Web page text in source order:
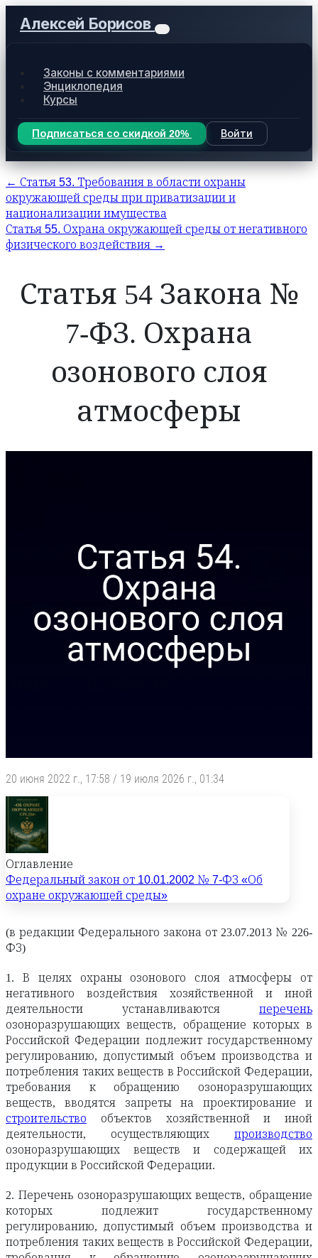
Алексей Борисов
Законы с комментариями
Энциклопедия
Курсы
Подписаться со скидкой 20% Войти
← Статья 53. Требования в области охраны
окружающей среды при приватизации и
национализации имущества
Статья 55. Охрана окружающей среды от негативного
физического воздействия →
Статья 54 Закона №
7-ФЗ. Охрана
озонового слоя
атмосферы
20 июня 2022 г., 17:58 / 19 июля 2026 г., 01:34
Оглавление
Федеральный закон от 10.01.2002 № 7-ФЗ «Об
охране окружающей среды»
(в редакции Федерального закона от 23.07.2013 № 226-
ФЗ)
1. В целях охраны озонового слоя атмосферы от
негативного воздействия хозяйственной и иной
деятельности устанавливаются перечень
озоноразрушающих веществ, обращение которых в
Российской Федерации подлежит государственному
регулированию, допустимый объем производства и
потребления таких веществ в Российской Федерации,
требования к обращению озоноразрушающих
веществ, вводятся запреты на проектирование и
строительство объектов хозяйственной и иной
деятельности, осуществляющих производство
озоноразрушающих веществ и содержащей их
продукции в Российской Федерации.
2. Перечень озоноразрушающих веществ, обращение
которых подлежит государственному
регулированию, допустимый объем производства и
потребления таких веществ в Российской Федерации,